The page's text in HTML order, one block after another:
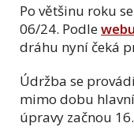
Po většinu roku
06/24. Podle
dráhu nyní čeká
Údržba se
mimo dobu
úpravy začnou